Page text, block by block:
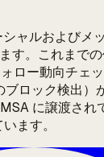
ャルおよびメ
す。これまで
ロー動向チェ
ロック検出）
に譲渡され
ます。